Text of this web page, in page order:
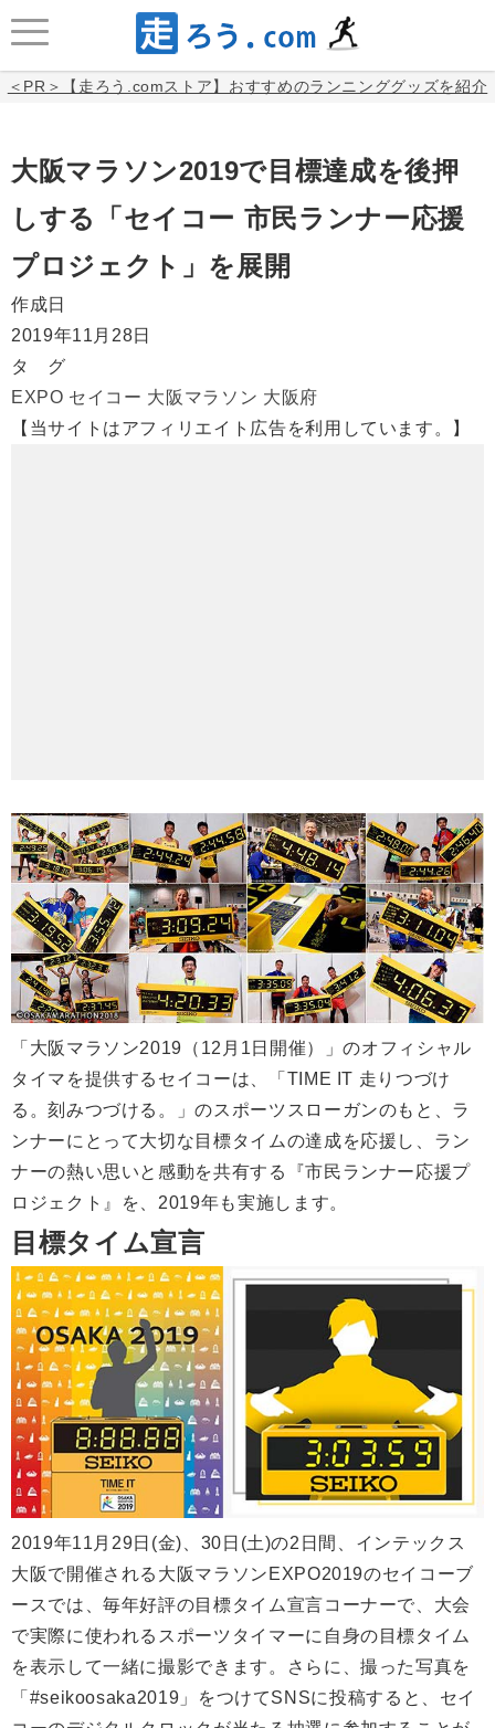
＜PR＞【走ろう.comストア】おすすめのランニンググッズを紹介
大阪マラソン2019で目標達成を後押
しする「セイコー 市民ランナー応援
プロジェクト」を展開
作成日
2019年11月28日
タ グ
EXPO セイコー 大阪マラソン 大阪府
【当サイトはアフィリエイト広告を利用しています。】
「大阪マラソン2019（12月1日開催）」のオフィシャル
タイマを提供するセイコーは、「TIME IT 走りつづけ
る。刻みつづける。」のスポーツスローガンのもと、ラ
ンナーにとって大切な目標タイムの達成を応援し、ラン
ナーの熱い思いと感動を共有する『市民ランナー応援プ
ロジェクト』を、2019年も実施します。
目標タイム宣言
2019年11月29日(金)、30日(土)の2日間、インテックス
大阪で開催される大阪マラソンEXPO2019のセイコーブ
ースでは、毎年好評の目標タイム宣言コーナーで、大会
で実際に使われるスポーツタイマーに自身の目標タイム
を表示して一緒に撮影できます。さらに、撮った写真を
「#seikoosaka2019」をつけてSNSに投稿すると、セイ